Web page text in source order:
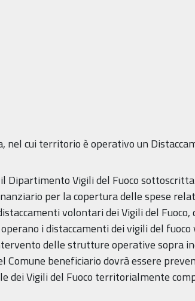
nel cui territorio è operativo un
Dipartimento Vigili del Fuoco
per la copertura delle spese
volontari dei Vigili del Fuoco,
i distaccamenti dei vigili del
delle strutture operative sopra
beneficiario dovrà essere
dei Vigili del Fuoco territorialmente